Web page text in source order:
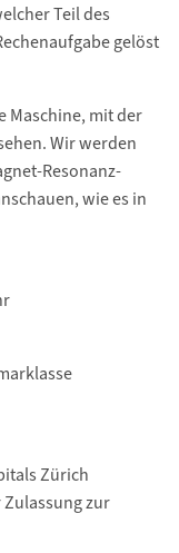
Teil des
gelöst
Maschine, mit der
Wir werden
Resonanz-
wie es in
Zürich
zur